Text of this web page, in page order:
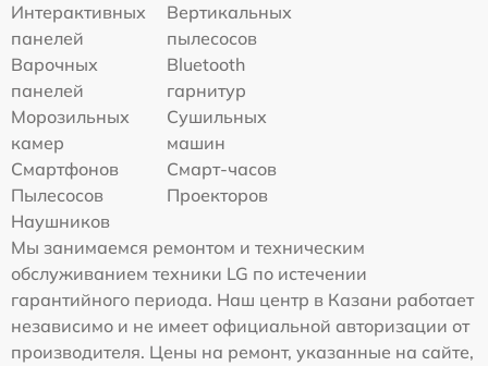
Интерактивных
панелей
Вертикальных
пылесосов
Варочных
панелей
Bluetooth
гарнитур
Морозильных
камер
Сушильных
машин
Смартфонов
Смарт-часов
Пылесосов
Проекторов
Наушников
Мы занимаемся ремонтом и техническим
обслуживанием техники LG по истечении
гарантийного периода. Наш центр в Казани работает
независимо и не имеет официальной авторизации от
производителя. Цены на ремонт, указанные на сайте,